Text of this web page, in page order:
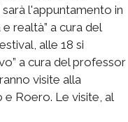
l'appuntamento in
realtà” a cura del
alle 18 si
a cura del professor
visite alla
e Roero. Le visite, al